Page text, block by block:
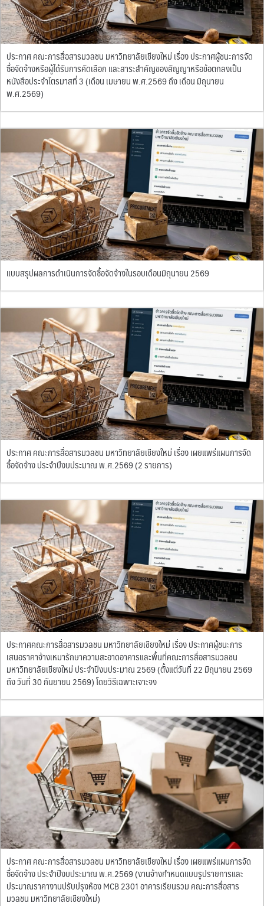
ประกาศ คณะการสื่อสารมวลชน มหาวิทยาลัยเชียงใหม่ เรื่อง ประกาศผู้ชนะการจัด
ซื้อจัดจ้างหรือผู้ได้รับการคัดเลือก และสาระสำคัญของสัญญาหรือข้อตกลงเป็น
หนังสือประจำไตรมาสที่ 3 (เดือน เมษายน พ.ศ.2569 ถึง เดือน มิถุนายน
พ.ศ.2569)
แบบสรุปผลการดำเนินการจัดซื้อจัดจ้างในรอบเดือนมิถุนายน 2569
ประกาศ คณะการสื่อสารมวลชน มหาวิทยาลัยเชียงใหม่ เรื่อง เผยแพร่แผนการจัด
ซื้อจัดจ้าง ประจำปีงบประมาณ พ.ศ.2569 (2 รายการ)
ประกาศคณะการสื่อสารมวลชน มหาวิทยาลัยเชียงใหม่ เรื่อง ประกาศผู้ชนะการ
เสนอราคาจ้างเหมารักษาความสะอาดอาคารและพื้นที่คณะการสื่อสารมวลชน
มหาวิทยาลัยเชียงใหม่ ประจำปีงบประมาณ 2569 (ตั้งแต่วันที่ 22 มิถุนายน 2569
ถึง วันที่ 30 กันยายน 2569) โดยวิธีเฉพาะเจาะจง
ประกาศ คณะการสื่อสารมวลชน มหาวิทยาลัยเชียงใหม่ เรื่อง เผยแพร่แผนการจัด
ซื้อจัดจ้าง ประจำปีงบประมาณ พ.ศ.2569 (งานจ้างกำหนดแบบรูปรายการและ
ประมาณราคางานปรับปรุงห้อง MCB 2301 อาคารเรียนรวม คณะการสื่อสาร
มวลชน มหาวิทยาลัยเชียงใหม่)